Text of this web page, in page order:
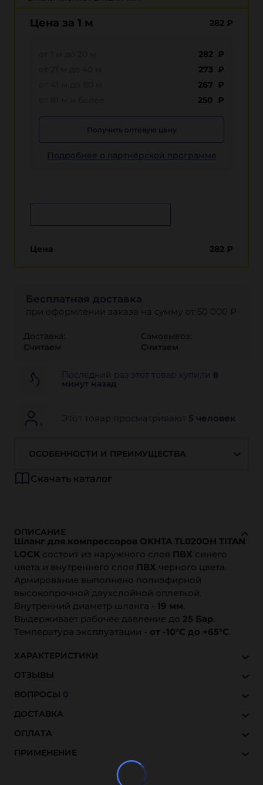
Цена за 1 м 282 ₽
282 ₽
273 ₽
267 ₽
250 ₽
Получить оптовую цену
Подробнее о партнёрской программе
Цена 282 ₽
Бесплатная доставка
при оформлении заказа на сумму от 50 000 ₽
Доставка:
Считаем
Самовывоз:
Считаем
Последний раз этот товар купили 8
минут назад
Этот товар просматривают 5 человек
ОСОБЕННОСТИ И ПРЕИМУЩЕСТВА
Скачать каталог
ОПИСАНИЕ
Шланг для компрессоров OKHTA TL020OH TITAN
LOCK состоит из наружного слоя ПВХ синего
цвета и внутреннего слоя ПВХ черного цвета.
Армирование выполнено полиэфирной
высокопрочной двухслойной оплеткой.
Внутренний диаметр шланга - 19 мм.
Выдерживает рабочее давление до 25 Бар.
Температура эксплуатации - от -10°C до +65°C.
ХАРАКТЕРИСТИКИ
ОТЗЫВЫ
ВОПРОСЫ 0
ДОСТАВКА
ОПЛАТА
ПРИМЕНЕНИЕ